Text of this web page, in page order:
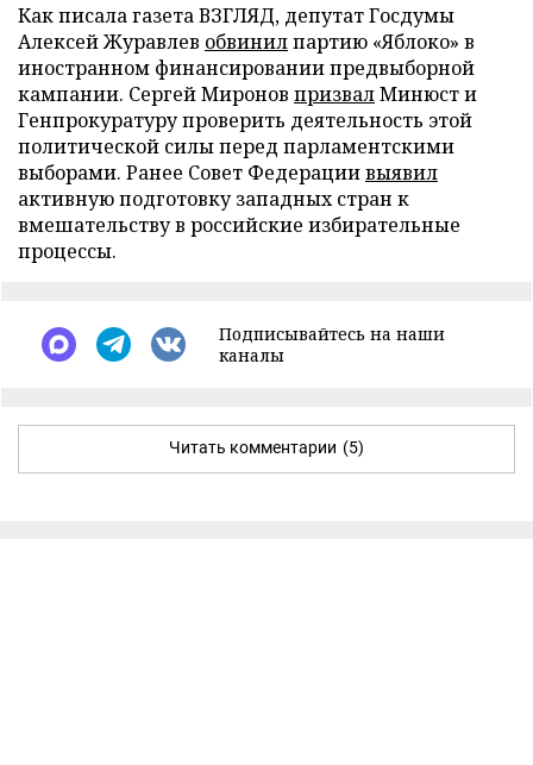
Как писала газета ВЗГЛЯД, депутат Госдумы
Алексей Журавлев обвинилпартию «Яблоко» в
иностранном финансировании предвыборной
кампании. Сергей Миронов призвалМинюст и
Генпрокуратуру проверить деятельность этой
политической силы перед парламентскими
выборами. Ранее Совет Федерациивыявил
активную подготовку западных стран к
вмешательству в российские избирательные
процессы.
Подписывайтесь на наши
каналы
Читать комментарии (5)